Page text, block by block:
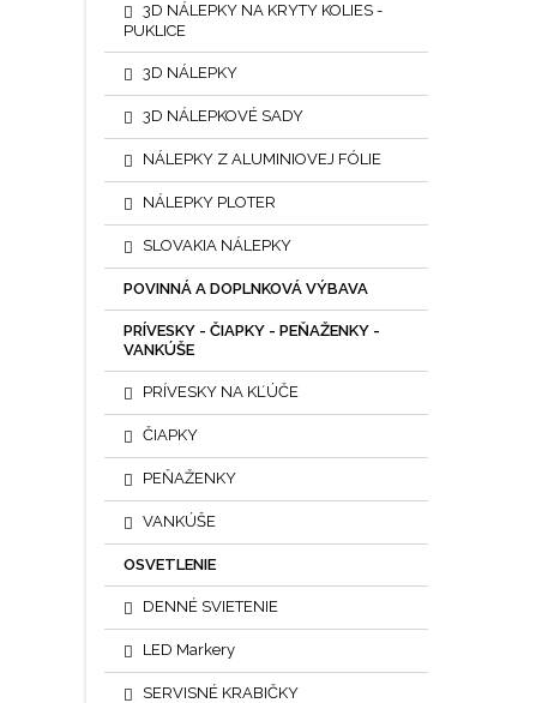
3D NÁLEPKY NA KRYTY KOLIES -
PUKLICE
3D NÁLEPKY
3D NÁLEPKOVÉ SADY
NÁLEPKY Z ALUMINIOVEJ FÓLIE
NÁLEPKY PLOTER
SLOVAKIA NÁLEPKY
POVINNÁ A DOPLNKOVÁ VÝBAVA
PRÍVESKY - ČIAPKY - PEŇAŽENKY -
VANKÚŠE
PRÍVESKY NA KĽÚČE
ČIAPKY
PEŇAŽENKY
VANKÚŠE
OSVETLENIE
DENNÉ SVIETENIE
LED Markery
SERVISNÉ KRABIČKY